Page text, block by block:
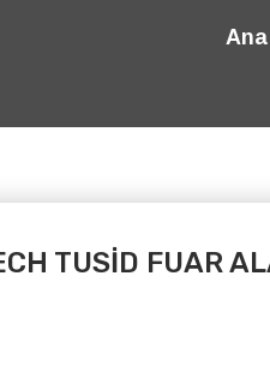
TUSİD FUAR